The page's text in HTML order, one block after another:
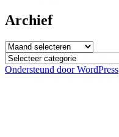
Archief
Archief
Categorieën
Ondersteund door WordPress